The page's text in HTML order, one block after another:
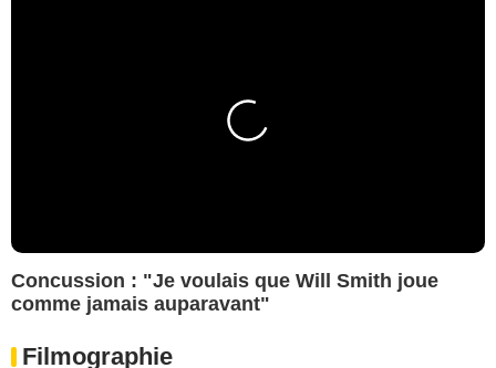
Concussion : "Je voulais que Will Smith joue
comme jamais auparavant"
Filmographie